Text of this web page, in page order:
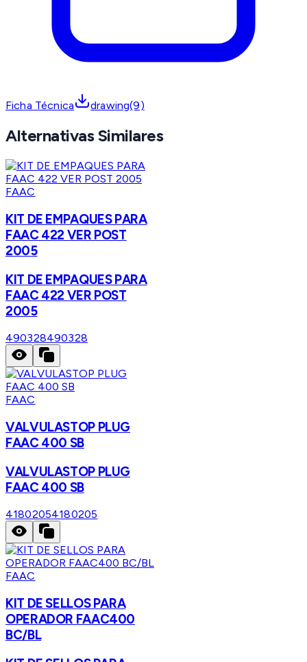
Ficha Técnica drawing(9)
Alternativas Similares
FAAC
KIT DE EMPAQUES PARA
FAAC 422 VER POST
2005
KIT DE EMPAQUES PARA
FAAC 422 VER POST
2005
490328490328
FAAC
VALVULASTOP PLUG
FAAC 400 SB
VALVULASTOP PLUG
FAAC 400 SB
41802054180205
FAAC
KIT DE SELLOS PARA
OPERADOR FAAC400
BC/BL